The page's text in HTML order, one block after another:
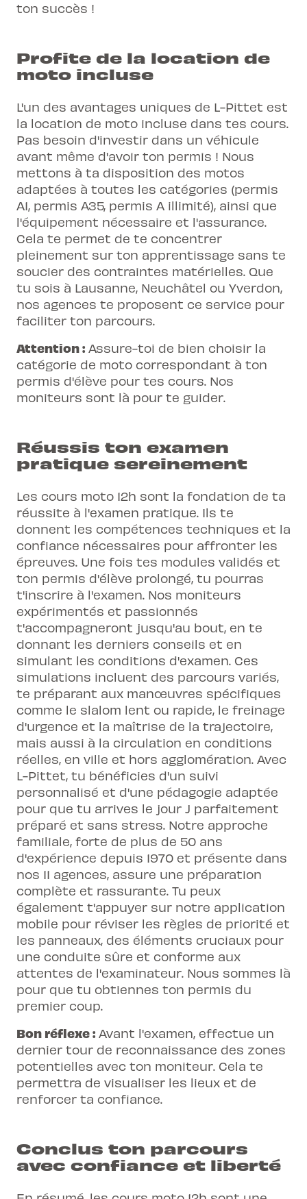
ton succès !
Profite de la location de
moto incluse
L'un des avantages uniques de L-Pittet est
la location de moto incluse dans tes cours.
Pas besoin d'investir dans un véhicule
avant même d'avoir ton permis ! Nous
mettons à ta disposition des motos
adaptées à toutes les catégories (permis
A1, permis A35, permis A illimité), ainsi que
l'équipement nécessaire et l'assurance.
Cela te permet de te concentrer
pleinement sur ton apprentissage sans te
soucier des contraintes matérielles. Que
tu sois à Lausanne, Neuchâtel ou Yverdon,
nos agences te proposent ce service pour
faciliter ton parcours.
Attention : Assure-toi de bien choisir la
catégorie de moto correspondant à ton
permis d'élève pour tes cours. Nos
moniteurs sont là pour te guider.
Réussis ton examen
pratique sereinement
Les cours moto 12h sont la fondation de ta
réussite à l'examen pratique. Ils te
donnent les compétences techniques et la
confiance nécessaires pour affronter les
épreuves. Une fois tes modules validés et
ton permis d'élève prolongé, tu pourras
t'inscrire à l'examen. Nos moniteurs
expérimentés et passionnés
t'accompagneront jusqu'au bout, en te
donnant les derniers conseils et en
simulant les conditions d'examen. Ces
simulations incluent des parcours variés,
te préparant aux manœuvres spécifiques
comme le slalom lent ou rapide, le freinage
d'urgence et la maîtrise de la trajectoire,
mais aussi à la circulation en conditions
réelles, en ville et hors agglomération. Avec
L-Pittet, tu bénéficies d'un suivi
personnalisé et d'une pédagogie adaptée
pour que tu arrives le jour J parfaitement
préparé et sans stress. Notre approche
familiale, forte de plus de 50 ans
d'expérience depuis 1970 et présente dans
nos 11 agences, assure une préparation
complète et rassurante. Tu peux
également t'appuyer sur notre application
mobile pour réviser les règles de priorité et
les panneaux, des éléments cruciaux pour
une conduite sûre et conforme aux
attentes de l'examinateur. Nous sommes là
pour que tu obtiennes ton permis du
premier coup.
Bon réflexe : Avant l'examen, effectue un
dernier tour de reconnaissance des zones
potentielles avec ton moniteur. Cela te
permettra de visualiser les lieux et de
renforcer ta confiance.
Conclus ton parcours
avec confiance et liberté